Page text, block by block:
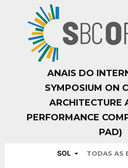
ANAIS DO
SYMPOSIUM ON
ARCHITECTURE
PERFORMANCE
PAD)
SOL TODAS AS